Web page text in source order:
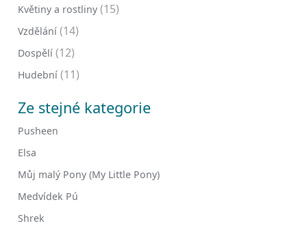
Květiny a rostliny (15)
Vzdělání (14)
Dospělí (12)
Hudební (11)
Ze stejné kategorie
Pusheen
Elsa
Můj malý Pony (My Little Pony)
Medvídek Pú
Shrek